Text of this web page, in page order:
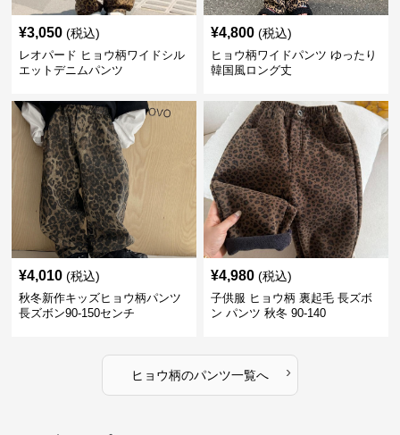
¥3,050 (税込)
レオパード ヒョウ柄ワイドシル
エットデニムパンツ
¥4,800 (税込)
ヒョウ柄ワイドパンツ ゆったり
韓国風ロング丈
¥4,010 (税込)
秋冬新作キッズヒョウ柄パンツ
長ズボン90-150センチ
¥4,980 (税込)
子供服 ヒョウ柄 裏起毛 長ズボ
ン パンツ 秋冬 90-140
ヒョウ柄のパンツ一覧へ ›